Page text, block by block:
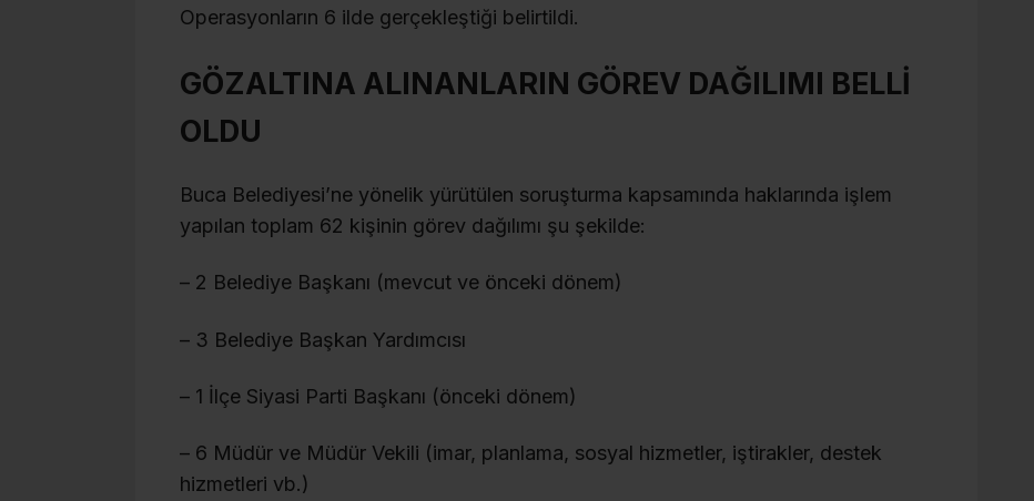
Operasyonların 6 ilde gerçekleştiği belirtildi.
GÖZALTINA ALINANLARIN GÖREV DAĞILIMI BELLİ
OLDU
Buca Belediyesi’ne yönelik yürütülen soruşturma kapsamında haklarında işlem
yapılan toplam 62 kişinin görev dağılımı şu şekilde:
– 2 Belediye Başkanı (mevcut ve önceki dönem)
– 3 Belediye Başkan Yardımcısı
– 1 İlçe Siyasi Parti Başkanı (önceki dönem)
– 6 Müdür ve Müdür Vekili (imar, planlama, sosyal hizmetler, iştirakler, destek
hizmetleri vb.)